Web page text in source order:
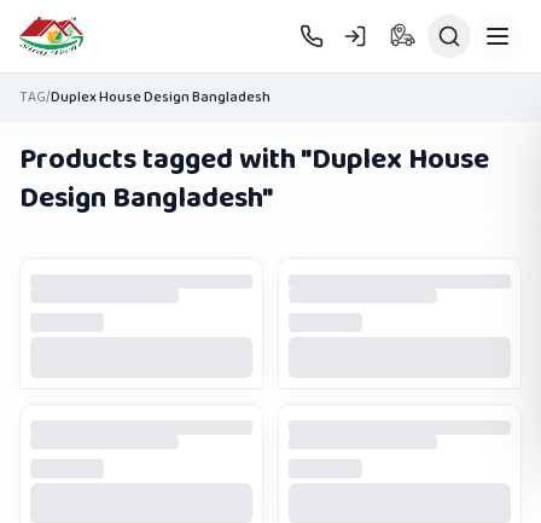
Skip to main content
TAG/Duplex House Design Bangladesh
Products tagged with "Duplex House
Design Bangladesh"